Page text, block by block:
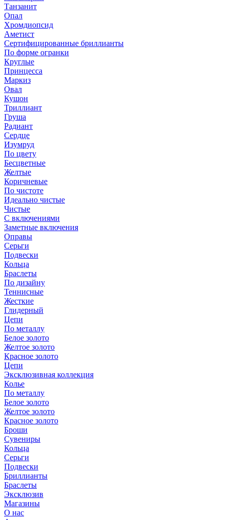
Танзанит
Опал
Хромдиопсид
Аметист
Сертифицированные бриллианты
По форме огранки
Круглые
Принцесса
Маркиз
Овал
Кушон
Триллиант
Груша
Радиант
Сердце
Изумруд
По цвету
Бесцветные
Желтые
Коричневые
По чистоте
Идеально чистые
Чистые
С включениями
Заметные включения
Оправы
Серьги
Подвески
Кольца
Браслеты
По дизайну
Теннисные
Жесткие
Глидерный
Цепи
По металлу
Белое золото
Желтое золото
Красное золото
Цепи
Эксклюзивная коллекция
Колье
По металлу
Белое золото
Желтое золото
Красное золото
Броши
Сувениры
Кольца
Серьги
Подвески
Бриллианты
Браслеты
Эксклюзив
Магазины
О нас